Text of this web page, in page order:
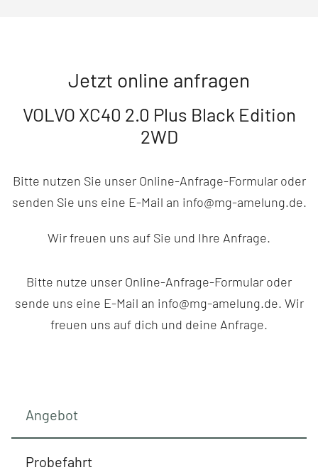
Jetzt online anfragen
VOLVO XC40 2.0 Plus Black Edition
2WD
Bitte nutzen Sie unser Online-Anfrage-Formular oder
senden Sie uns eine E-Mail an info@mg-amelung.de.
Wir freuen uns auf Sie und Ihre Anfrage.
Bitte nutze unser Online-Anfrage-Formular oder
sende uns eine E-Mail an info@mg-amelung.de. Wir
freuen uns auf dich und deine Anfrage.
Angebot
Probefahrt